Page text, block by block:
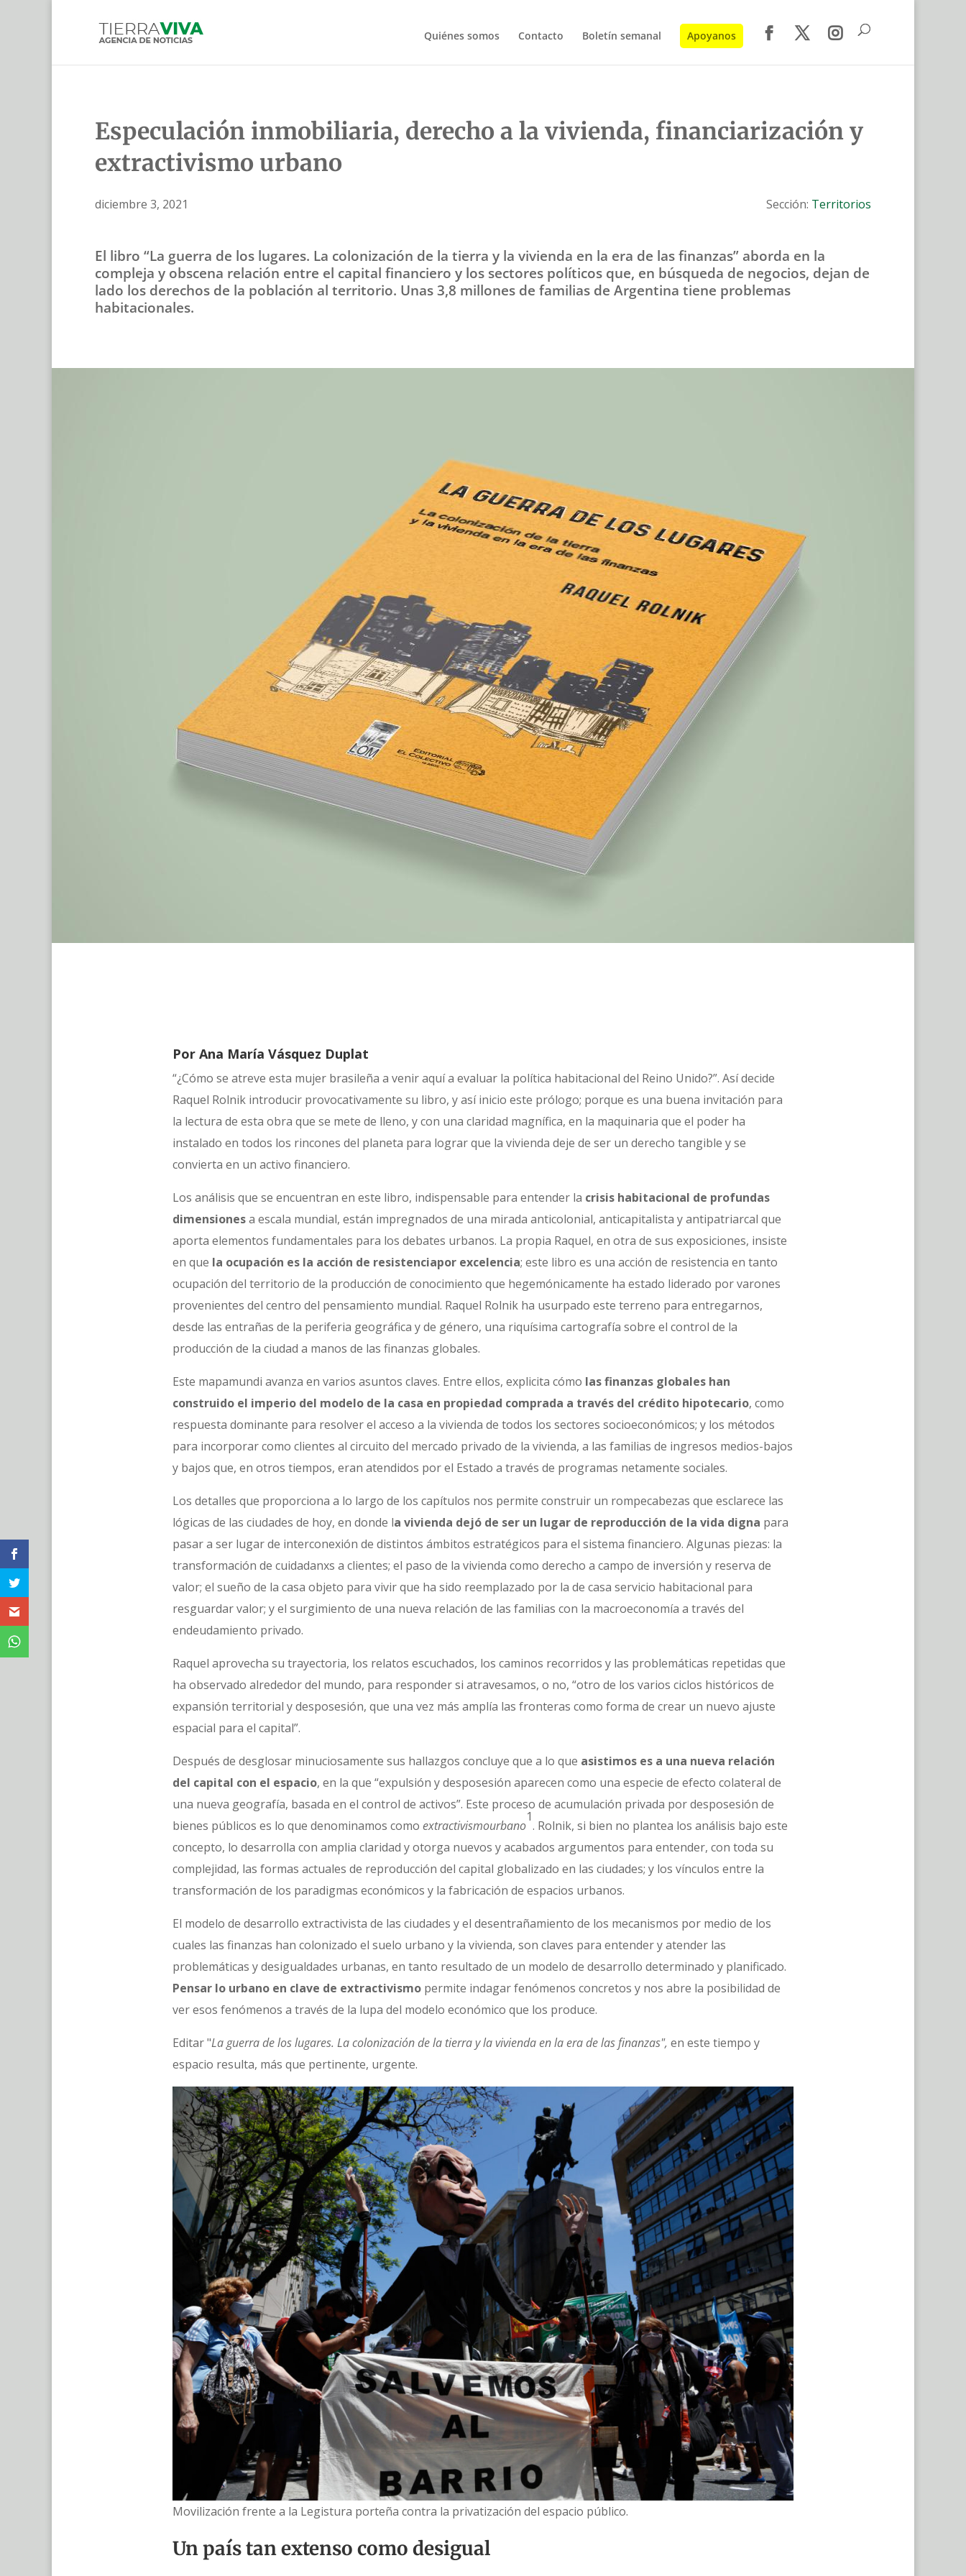
Quiénes somos Contacto Boletín semanal Apoyanos
Especulación inmobiliaria, derecho a la vivienda, financiarización y
extractivismo urbano
diciembre 3, 2021 Sección: Territorios
El libro “La guerra de los lugares. La colonización de la tierra y la vivienda en la era de las finanzas” aborda en la
compleja y obscena relación entre el capital financiero y los sectores políticos que, en búsqueda de negocios, dejan de
lado los derechos de la población al territorio. Unas 3,8 millones de familias de Argentina tiene problemas
habitacionales.
Por Ana María Vásquez Duplat
“¿Cómo se atreve esta mujer brasileña a venir aquí a evaluar la política habitacional del Reino Unido?”. Así decide
Raquel Rolnik introducir provocativamente su libro, y así inicio este prólogo; porque es una buena invitación para
la lectura de esta obra que se mete de lleno, y con una claridad magnífica, en la maquinaria que el poder ha
instalado en todos los rincones del planeta para lograr que la vivienda deje de ser un derecho tangible y se
convierta en un activo financiero.
Los análisis que se encuentran en este libro, indispensable para entender la crisis habitacional de profundas
dimensionesa escala mundial, están impregnados de una mirada anticolonial, anticapitalista y antipatriarcal que
aporta elementos fundamentales para los debates urbanos. La propia Raquel, en otra de sus exposiciones, insiste
en que la ocupación es la acción de resistenciapor excelencia; este libro es una acción de resistencia en tanto
ocupación del territorio de la producción de conocimiento que hegemónicamente ha estado liderado por varones
provenientes del centro del pensamiento mundial. Raquel Rolnik ha usurpado este terreno para entregarnos,
desde las entrañas de la periferia geográfica y de género, una riquísima cartografía sobre el control de la
producción de la ciudad a manos de las finanzas globales.
Este mapamundi avanza en varios asuntos claves. Entre ellos, explicita cómo las finanzas globales han
construido el imperio del modelo de la casa en propiedad comprada a través del crédito hipotecario, como
respuesta dominante para resolver el acceso a la vivienda de todos los sectores socioeconómicos; y los métodos
para incorporar como clientes al circuito del mercado privado de la vivienda, a las familias de ingresos medios-bajos
y bajos que, en otros tiempos, eran atendidos por el Estado a través de programas netamente sociales.
Los detalles que proporciona a lo largo de los capítulos nos permite construir un rompecabezas que esclarece las
lógicas de las ciudades de hoy, en donde la vivienda dejó de ser un lugar de reproducción de la vida digna para
pasar a ser lugar de interconexión de distintos ámbitos estratégicos para el sistema financiero. Algunas piezas: la
transformación de cuidadanxs a clientes; el paso de la vivienda como derecho a campo de inversión y reserva de
valor; el sueño de la casa objeto para vivir que ha sido reemplazado por la de casa servicio habitacional para
resguardar valor; y el surgimiento de una nueva relación de las familias con la macroeconomía a través del
endeudamiento privado.
Raquel aprovecha su trayectoria, los relatos escuchados, los caminos recorridos y las problemáticas repetidas que
ha observado alrededor del mundo, para responder si atravesamos, o no, “otro de los varios ciclos históricos de
expansión territorial y desposesión, que una vez más amplía las fronteras como forma de crear un nuevo ajuste
espacial para el capital”.
Después de desglosar minuciosamente sus hallazgos concluye que a lo que asistimos es a una nueva relación
del capital con el espacio, en la que “expulsión y desposesión aparecen como una especie de efecto colateral de
una nueva geografía, basada en el control de activos”. Este proceso de acumulación privada por desposesión de
bienes públicos es lo que denominamos como extractivismourbano
1
. Rolnik, si bien no plantea los análisis bajo este
concepto, lo desarrolla con amplia claridad y otorga nuevos y acabados argumentos para entender, con toda su
complejidad, las formas actuales de reproducción del capital globalizado en las ciudades; y los vínculos entre la
transformación de los paradigmas económicos y la fabricación de espacios urbanos.
El modelo de desarrollo extractivista de las ciudades y el desentrañamiento de los mecanismos por medio de los
cuales las finanzas han colonizado el suelo urbano y la vivienda, son claves para entender y atender las
problemáticas y desigualdades urbanas, en tanto resultado de un modelo de desarrollo determinado y planificado.
Pensar lo urbano en clave de extractivismo permite indagar fenómenos concretos y nos abre la posibilidad de
ver esos fenómenos a través de la lupa del modelo económico que los produce.
Editar "La guerra de los lugares. La colonización de la tierra y la vivienda en la era de las finanzas", en este tiempo y
espacio resulta, más que pertinente, urgente.
Movilización frente a la Legistura porteña contra la privatización del espacio público.
Un país tan extenso como desigual